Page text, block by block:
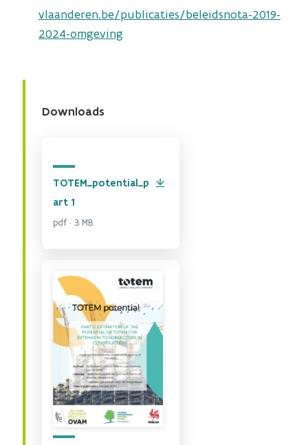
vlaanderen.be/publicaties/beleidsnota-2019-
2024-omgeving
Downloads
TOTEM_potential_p
art 1
pdf · 3 MB